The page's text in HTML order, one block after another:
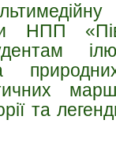
НПП
та